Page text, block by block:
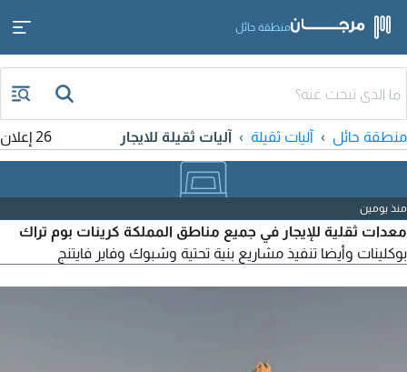
منطقة حائل
منطقة حائل آليات ثقيلة آليات ثقيلة للايجار 26 إعلان
منذ يومين
معدات ثقلية للإيجار في جميع مناطق المملكة كرينات بوم تراك
بوكلينات وأيضا تنفيذ مشاريع بنية تحتية وشبوك وفاير فايتنج